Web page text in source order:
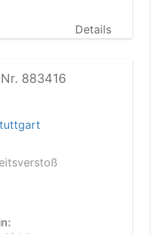
Details
883416